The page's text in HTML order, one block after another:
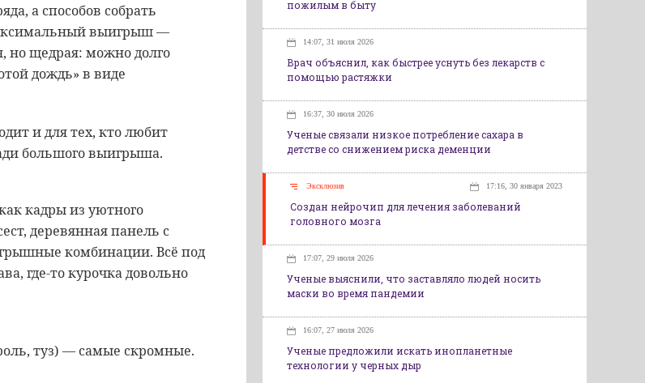
а способов собрать
выигрыш —
но щедрая: можно долго
дождь» в виде
и для тех, кто любит
большого выигрыша.
кадры из уютного
деревянная панель с
комбинации. Всё под
где-то курочка довольно
туз) — самые скромные.
пожилым в быту
14:07, 31 июля 2026
Врач объяснил, как быстрее уснуть без лекарств с
помощью растяжки
16:37, 30 июля 2026
Ученые связали низкое потребление сахара в
детстве со снижением риска деменции
Эксклюзив 17:16, 30 января 2023
Создан нейрочип для лечения заболеваний
головного мозга
17:07, 29 июля 2026
Ученые выяснили, что заставляло людей носить
маски во время пандемии
16:07, 27 июля 2026
Ученые предложили искать инопланетные
технологии у черных дыр